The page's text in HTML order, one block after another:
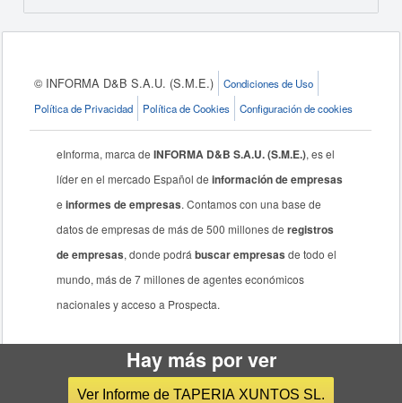
© INFORMA D&B S.A.U. (S.M.E.)
Condiciones de Uso
Política de Privacidad
Política de Cookies Configuración de cookies
eInforma, marca deINFORMA D&B S.A.U. (S.M.E.), es el
líder en el mercado Español deinformación de empresas
einformes de empresas. Contamos con una base de
datos de empresas de más de 500 millones deregistros
de empresas, donde podrábuscar empresas de todo el
mundo, más de 7 millones de agentes económicos
nacionales y acceso a Prospecta.
Hay más por ver
Ver Informe de TAPERIA XUNTOS SL.